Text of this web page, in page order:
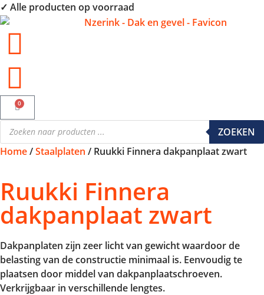
✓ Alle producten op voorraad
0
ZOEKEN
Home/Staalplaten / Ruukki Finnera dakpanplaat zwart
Ruukki Finnera
dakpanplaat zwart
Dakpanplaten zijn zeer licht van gewicht waardoor de
belasting van de constructie minimaal is. Eenvoudig te
plaatsen door middel van dakpanplaatschroeven.
Verkrijgbaar in verschillende lengtes.